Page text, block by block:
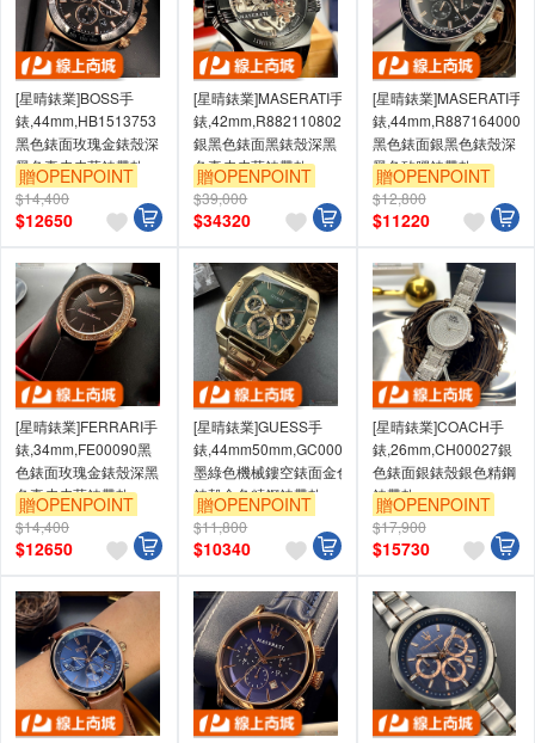
[星晴錶業]BOSS手
錶,44mm,HB1513753
黑色錶面玫瑰金錶殼深
黑色真皮皮革錶帶款
贈OPENPOINT
$14,400
$12650
[星晴錶業]MASERATI手
錶,42mm,R8821108021
銀黑色錶面黑錶殼深黑
色真皮皮革錶帶款
贈OPENPOINT
$39,000
$34320
[星晴錶業]MASERATI手
錶,44mm,R8871640002
黑色錶面銀黑色錶殼深
黑色矽膠錶帶款
贈OPENPOINT
$12,800
$11220
[星晴錶業]FERRARI手
錶,34mm,FE00090黑
色錶面玫瑰金錶殼深黑
色真皮皮革錶帶款
贈OPENPOINT
$14,400
$12650
[星晴錶業]GUESS手
錶,44mm50mm,GC00006
墨綠色機械鏤空錶面金色
錶殼金色精鋼錶帶款
贈OPENPOINT
$11,800
$10340
[星晴錶業]COACH手
錶,26mm,CH00027銀
色錶面銀錶殼銀色精鋼
錶帶款
贈OPENPOINT
$17,900
$15730